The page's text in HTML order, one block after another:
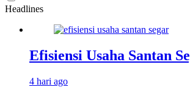
Headlines
Efisiensi Usaha Santan
4 hari ago